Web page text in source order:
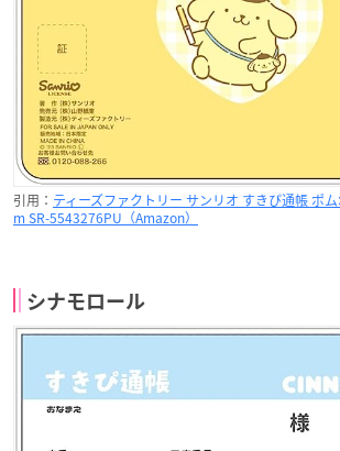
引用： ティーズファクトリー サンリオ すきぴ通帳 ポ
m SR-5543276PU（Amazon）
シナモロール